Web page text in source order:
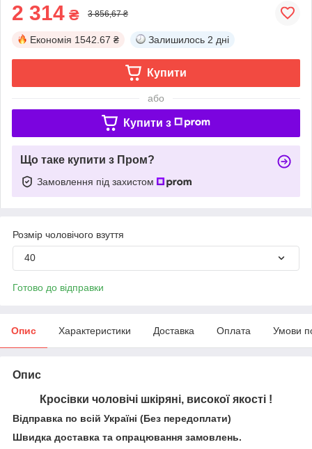
2 314 ₴ 3 856,67 ₴
Економія 1542.67 ₴ Залишилось 2 дні
Купити
або
Купити з
Що таке купити з Пром?
Замовлення під захистом
Розмір чоловічого взуття
40
Готово до відправки
Опис Характеристики Доставка Оплата Умови
Опис
Кросівки чоловічі шкіряні, високої якості !
Відправка по всій Україні (Без передоплати)
Швидка доставка та опрацювання замовлень.